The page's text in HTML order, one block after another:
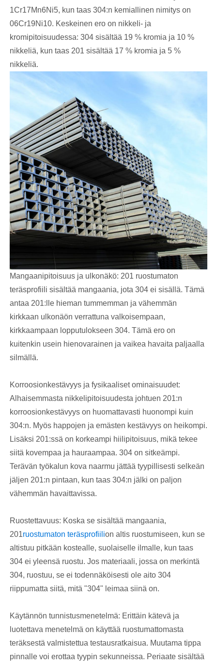
1Cr17Mn6Ni5, kun taas 304:n kemiallinen nimitys on
06Cr19Ni10. Keskeinen ero on nikkeli- ja
kromipitoisuudessa: 304 sisältää 19 % kromia ja 10 %
nikkeliä, kun taas 201 sisältää 17 % kromia ja 5 %
nikkeliä.
Mangaanipitoisuus ja ulkonäkö: 201 ruostumaton
teräsprofiili sisältää mangaania, jota 304 ei sisällä. Tämä
antaa 201:lle hieman tummemman ja vähemmän
kirkkaan ulkonäön verrattuna valkoisempaan,
kirkkaampaan lopputulokseen 304. Tämä ero on
kuitenkin usein hienovarainen ja vaikea havaita paljaalla
silmällä.
Korroosionkestävyys ja fysikaaliset ominaisuudet:
Alhaisemmasta nikkelipitoisuudesta johtuen 201:n
korroosionkestävyys on huomattavasti huonompi kuin
304:n. Myös happojen ja emästen kestävyys on heikompi.
Lisäksi 201:ssä on korkeampi hiilipitoisuus, mikä tekee
siitä kovempaa ja hauraampaa. 304 on sitkeämpi.
Terävän työkalun kova naarmu jättää tyypillisesti selkeän
jäljen 201:n pintaan, kun taas 304:n jälki on paljon
vähemmän havaittavissa.
Ruostettavuus: Koska se sisältää mangaania,
201ruostumaton teräsprofiilion altis ruostumiseen, kun se
altistuu pitkään kostealle, suolaiselle ilmalle, kun taas
304 ei yleensä ruostu. Jos materiaali, jossa on merkintä
304, ruostuu, se ei todennäköisesti ole aito 304
riippumatta siitä, mitä "304" leimaa siinä on.
Käytännön tunnistusmenetelmä: Erittäin kätevä ja
luotettava menetelmä on käyttää ruostumattomasta
teräksestä valmistettua testausratkaisua. Muutama tippa
pinnalle voi erottaa tyypin sekunneissa. Periaate sisältää